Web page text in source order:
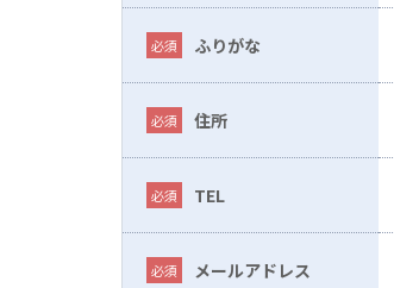
ふりがな
住所
TEL
メールアドレス